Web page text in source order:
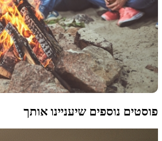
פוסטים נוספים שיעניינו אותך